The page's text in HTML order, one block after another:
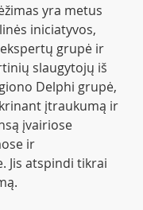
yra metus
iniciatyvos,
grupė ir
slaugytojų iš
Delphi grupė,
įtraukumą ir
įvairiose
ir
Jis atspindi tikrai